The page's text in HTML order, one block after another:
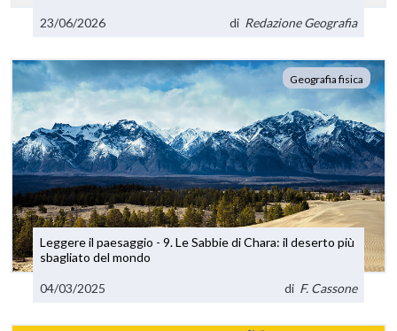
23/06/2026 di Redazione Geografia
Geografia fisica
Leggere il paesaggio - 9. Le Sabbie di Chara: il deserto più
sbagliato del mondo
04/03/2025 di F. Cassone